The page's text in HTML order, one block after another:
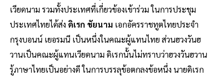
เวียดนาม รวมทั้งประเทศที่เกี่ยวข้องเข้าร่วม ในการประชุม
ประเทศไทยได้ส่ง ดิเรก ชัยนาม เอกอัครราชทูตไทยประจำ
กรุงบอนน์ เยอรมนี เป็นหนึ่งในคณะผู้แทนไทย ส่วนฮวงวันฮ
วานเป็นคณะผู้แทนเวียดนาม ดิเรกนั้นไม่ทราบว่าฮวงวันฮวาน
รู้ภาษาไทยเป็นอย่างดี ในการบรรลุข้อตกลงข้อหนึ่ง นายดิเรก